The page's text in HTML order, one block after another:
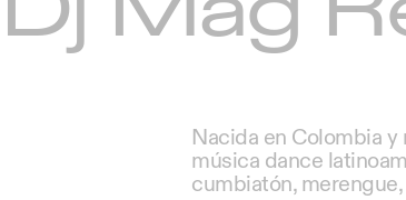
Nacida en Colombia
música dance
cumbiatón,